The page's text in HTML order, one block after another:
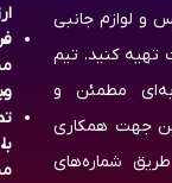
و لوازم جانبی
تهیه کنید. تیم
مطمئن و
جهت همکاری
شماره‌های
با